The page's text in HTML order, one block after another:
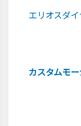
エリオスダ
カスタムモ